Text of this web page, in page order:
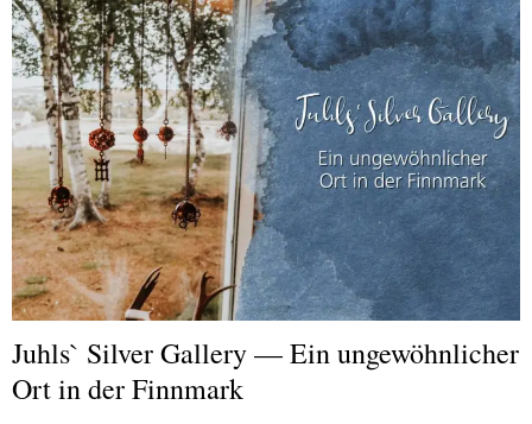
Juhls` Silver Gallery — Ein ungewöhnlicher
Ort in der Finnmark